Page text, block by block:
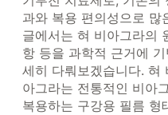
과와 복용 편의성으로 많
글에서는 혀 비아그라의
항 등을 과학적 근거에
세히 다뤄보겠습니다. 혀
아그라는 전통적인 비아
복용하는 구강용 필름 형